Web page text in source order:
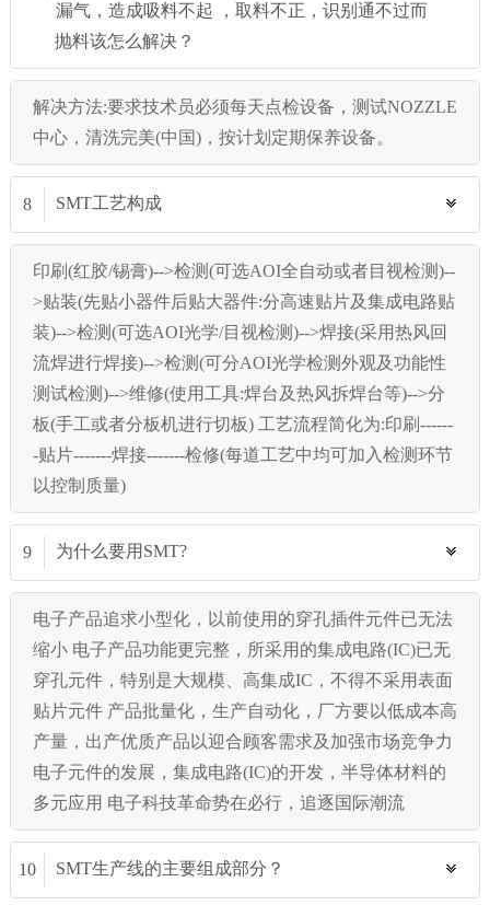
漏气，造成吸料不起 ，取料不正，识别通不过而
抛料该怎么解决？
解决方法:要求技术员必须每天点检设备，测试NOZZLE
中心，清洗完美(中国)，按计划定期保养设备。
8 SMT工艺构成
印刷(红胶/锡膏)-->检测(可选AOI全自动或者目视检测)--
>贴装(先贴小器件后贴大器件:分高速贴片及集成电路贴
装)-->检测(可选AOI光学/目视检测)-->焊接(采用热风回
流焊进行焊接)-->检测(可分AOI光学检测外观及功能性
测试检测)-->维修(使用工具:焊台及热风拆焊台等)-->分
板(手工或者分板机进行切板) 工艺流程简化为:印刷------
-贴片-------焊接-------检修(每道工艺中均可加入检测环节
以控制质量)
9 为什么要用SMT?
电子产品追求小型化，以前使用的穿孔插件元件已无法
缩小 电子产品功能更完整，所采用的集成电路(IC)已无
穿孔元件，特别是大规模、高集成IC，不得不采用表面
贴片元件 产品批量化，生产自动化，厂方要以低成本高
产量，出产优质产品以迎合顾客需求及加强市场竞争力
电子元件的发展，集成电路(IC)的开发，半导体材料的
多元应用 电子科技革命势在必行，追逐国际潮流
10 SMT生产线的主要组成部分？